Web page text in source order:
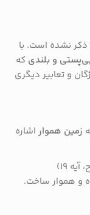
نشده است. با
و بلندی که
و تعابیر دیگری
زمین هموار اشاره
۱۹)
و هموار ساخت.